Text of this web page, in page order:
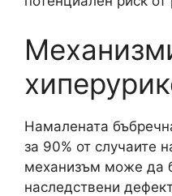
Намалената
за 90% от случаите
механизъм може да
наследствени